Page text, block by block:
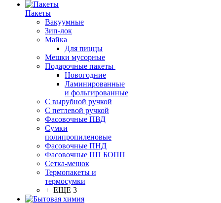
Пакеты
Вакуумные
Зип-лок
Майка
Для пиццы
Мешки мусорные
Подарочные пакеты
Новогодние
Ламинированные
и фольгированные
С вырубной ручкой
С петлевой ручкой
Фасовочные ПВД
Сумки
полипропиленовые
Фасовочные ПНД
Фасовочные ПП БОПП
Сетка-мешок
Термопакеты и
термосумки
+ ЕЩЕ 3